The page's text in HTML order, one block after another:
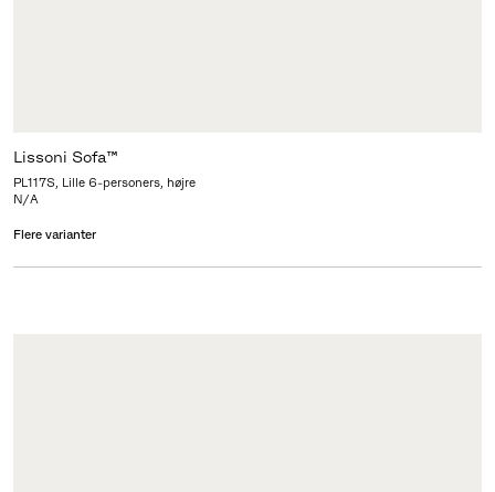
Lissoni Sofa™
PL117S, Lille 6-personers, højre
N/A
Flere varianter